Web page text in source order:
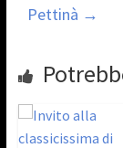
Pettinà →